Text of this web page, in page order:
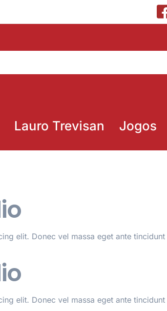
Lauro Trevisan Jogos
elit. Donec vel massa eget ante
elit. Donec vel massa eget ante